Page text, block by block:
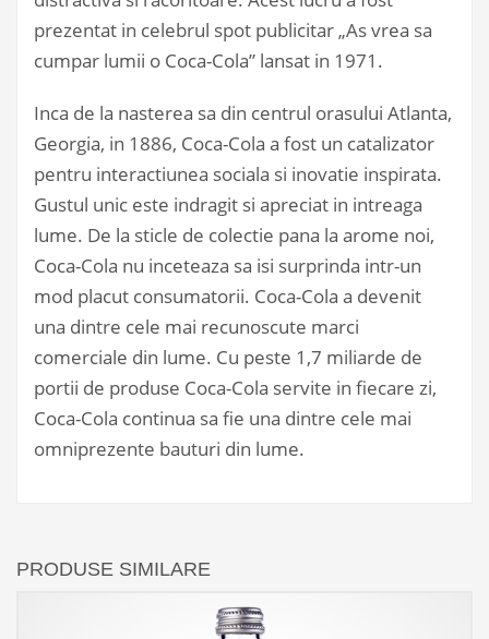
prezentat in celebrul spot publicitar „As vrea sa
cumpar lumii o Coca-Cola” lansat in 1971.
Inca de la nasterea sa din centrul orasului Atlanta,
Georgia, in 1886, Coca-Cola a fost un catalizator
pentru interactiunea sociala si inovatie inspirata.
Gustul unic este indragit si apreciat in intreaga
lume. De la sticle de colectie pana la arome noi,
Coca-Cola nu inceteaza sa isi surprinda intr-un
mod placut consumatorii. Coca-Cola a devenit
una dintre cele mai recunoscute marci
comerciale din lume. Cu peste 1,7 miliarde de
portii de produse Coca-Cola servite in fiecare zi,
Coca-Cola continua sa fie una dintre cele mai
omniprezente bauturi din lume.
PRODUSE SIMILARE